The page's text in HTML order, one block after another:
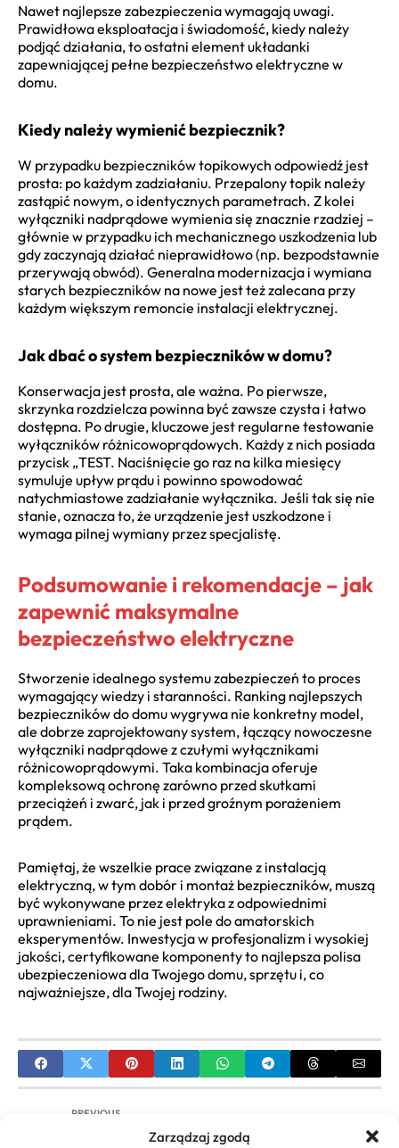
Zarządzaj zgodą
Nawet najlepsze zabezpieczenia wymagają uwagi.
Prawidłowa eksploatacja i świadomość, kiedy należy
podjąć działania, to ostatni element układanki
zapewniającej pełne bezpieczeństwo elektryczne w
domu.
Kiedy należy wymienić bezpiecznik?
W przypadku bezpieczników topikowych odpowiedź jest
prosta: po każdym zadziałaniu. Przepalony topik należy
zastąpić nowym, o identycznych parametrach. Z kolei
wyłączniki nadprądowe wymienia się znacznie rzadziej –
głównie w przypadku ich mechanicznego uszkodzenia lub
gdy zaczynają działać nieprawidłowo (np. bezpodstawnie
przerywają obwód). Generalna modernizacja i wymiana
starych bezpieczników na nowe jest też zalecana przy
każdym większym remoncie instalacji elektrycznej.
Jak dbać o system bezpieczników w domu?
Konserwacja jest prosta, ale ważna. Po pierwsze,
skrzynka rozdzielcza powinna być zawsze czysta i łatwo
dostępna. Po drugie, kluczowe jest regularne testowanie
wyłączników różnicowoprądowych. Każdy z nich posiada
przycisk „TEST. Naciśnięcie go raz na kilka miesięcy
symuluje upływ prądu i powinno spowodować
natychmiastowe zadziałanie wyłącznika. Jeśli tak się nie
stanie, oznacza to, że urządzenie jest uszkodzone i
wymaga pilnej wymiany przez specjalistę.
Podsumowanie i rekomendacje – jak
zapewnić maksymalne
bezpieczeństwo elektryczne
Stworzenie idealnego systemu zabezpieczeń to proces
wymagający wiedzy i staranności. Ranking najlepszych
bezpieczników do domu wygrywa nie konkretny model,
ale dobrze zaprojektowany system, łączący nowoczesne
wyłączniki nadprądowe z czułymi wyłącznikami
różnicowoprądowymi. Taka kombinacja oferuje
kompleksową ochronę zarówno przed skutkami
przeciążeń i zwarć, jak i przed groźnym porażeniem
prądem.
Pamiętaj, że wszelkie prace związane z instalacją
elektryczną, w tym dobór i montaż bezpieczników, muszą
być wykonywane przez elektryka z odpowiednimi
uprawnieniami. To nie jest pole do amatorskich
eksperymentów. Inwestycja w profesjonalizm i wysokiej
jakości, certyfikowane komponenty to najlepsza polisa
ubezpieczeniowa dla Twojego domu, sprzętu i, co
najważniejsze, dla Twojej rodziny.
PREVIOUS
Jak znaleźć najlepsze firmy garaży blaszanych?